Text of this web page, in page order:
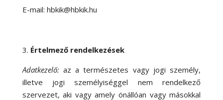
E-mail: hbkik@hbkik.hu
Értelmező rendelkezések
Adatkezelő:az a természetes vagy jogi személy,
illetve jogi személyiséggel nem rendelkező
szervezet, aki vagy amely önállóan vagy másokkal